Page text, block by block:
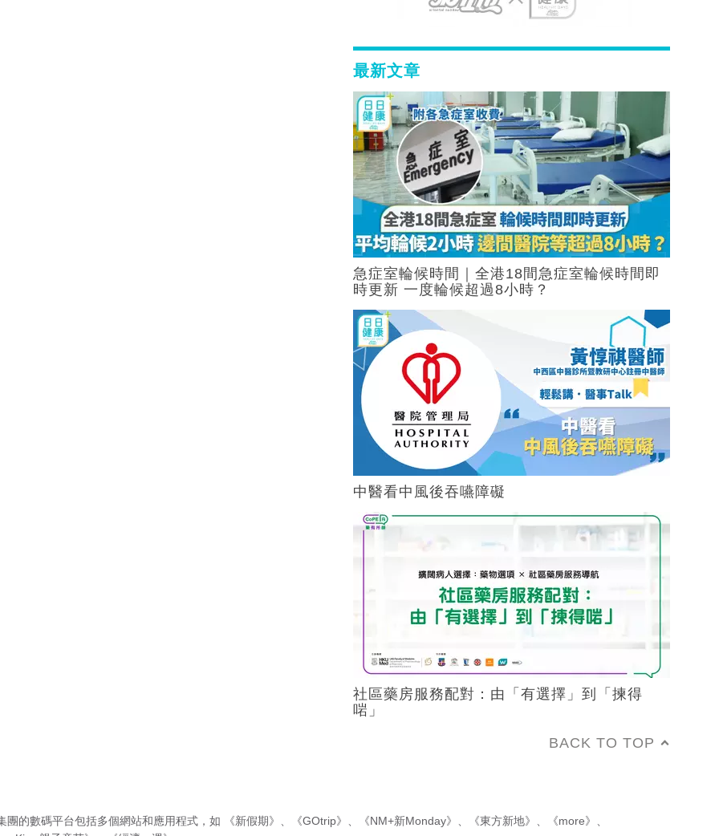
最新文章
急症室輪候時間｜全港18間急症室輪候時間即
時更新 一度輪候超過8小時？
中醫看中風後吞嚥障礙
社區藥房服務配對：由「有選擇」到「揀得
啱」
BACK TO TOP
團的數碼平台包括多個網站和應用程式，如 《新假期》 、 《GOtrip》 、 《NM+新Monday》 、 《東方新地》 、 《more》 、